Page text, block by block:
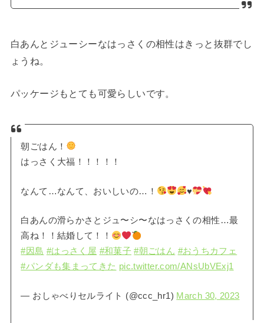
白あんとジューシーなはっさくの相性はきっと抜群でし
ょうね。
パッケージもとても可愛らしいです。
朝ごはん！
はっさく大福！！！！！
なんて…なんて、おいしいの…！ ♥️
白あんの滑らかさとジュ〜シ〜なはっさくの相性…最
高ね！！結婚して！！
#因島 #はっさく屋 #和菓子 #朝ごはん #おうちカフェ
#パンダも集まってきた pic.twitter.com/ANsUbVExj1
— おしゃべりセルライト (@ccc_hr1) March 30, 2023